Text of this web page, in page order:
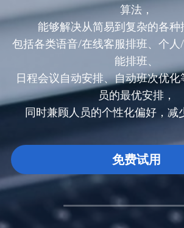
算法，
能够解决从简易到复杂的各种
包括各类语音/在线客服排班、个
能排班、
日程会议自动安排、自动班次优化
员的最优安排，
同时兼顾人员的个性化偏好，减
免费试用